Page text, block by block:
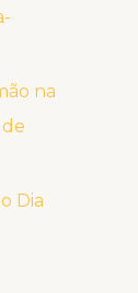
na
Dia